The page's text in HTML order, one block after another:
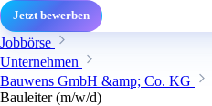
Jetzt bewerben
Jobbörse
Unternehmen
Bauwens GmbH &amp; Co. KG
Bauleiter (m/w/d)